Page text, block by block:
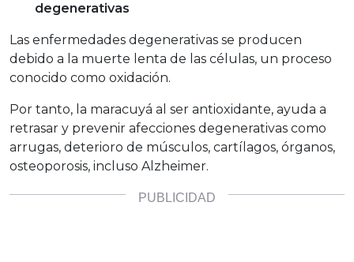
degenerativas
Las enfermedades degenerativas se producen
debido a la muerte lenta de las células, un proceso
conocido como oxidación.
Por tanto, la maracuyá al ser antioxidante, ayuda a
retrasar y prevenir afecciones degenerativas como
arrugas, deterioro de músculos, cartílagos, órganos,
osteoporosis, incluso Alzheimer.